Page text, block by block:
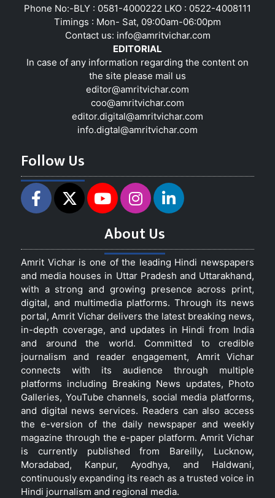
Phone No:-BLY : 0581-4000222 LKO : 0522-4008111
Timings : Mon- Sat, 09:00am-06:00pm
Contact us: info@amritvichar.com
EDITORIAL
In case of any information regarding the content on
the site please mail us
editor@amritvichar.com
coo@amritvichar.com
editor.digital@amritvichar.com
info.digtal@amritvichar.com
Follow Us
About Us
Amrit Vichar is one of the leading Hindi newspapers
and media houses in Uttar Pradesh and Uttarakhand,
with a strong and growing presence across print,
digital, and multimedia platforms. Through its news
portal, Amrit Vichar delivers the latest breaking news,
in-depth coverage, and updates in Hindi from India
and around the world. Committed to credible
journalism and reader engagement, Amrit Vichar
connects with its audience through multiple
platforms including Breaking News updates, Photo
Galleries, YouTube channels, social media platforms,
and digital news services. Readers can also access
the e-version of the daily newspaper and weekly
magazine through the e-paper platform. Amrit Vichar
is currently published from Bareilly, Lucknow,
Moradabad, Kanpur, Ayodhya, and Haldwani,
continuously expanding its reach as a trusted voice in
Hindi journalism and regional media.